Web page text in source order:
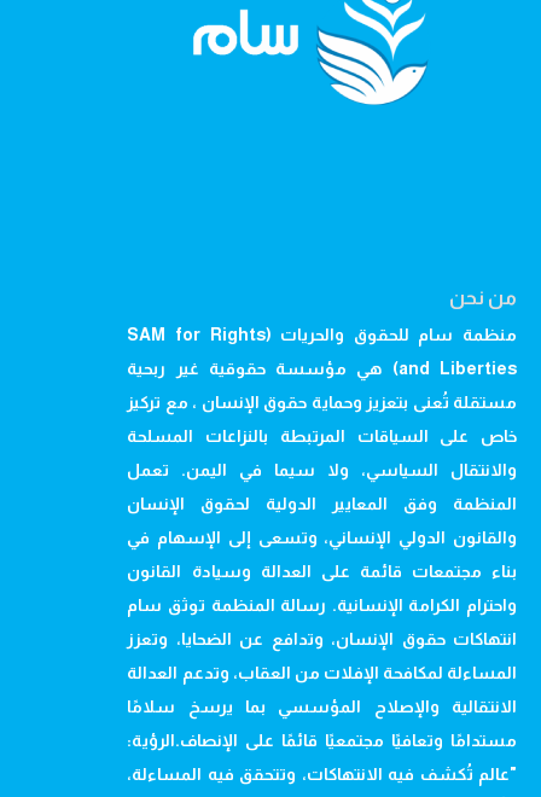
من نحن
منظمة سام للحقوق والحريات (SAM for Rights
and Liberties) هي مؤسسة حقوقية غير ربحية
مستقلة تُعنى بتعزيز وحماية حقوق الإنسان ، مع تركيز
خاص على السياقات المرتبطة بالنزاعات المسلحة
والانتقال السياسي، ولا سيما في اليمن. تعمل
المنظمة وفق المعايير الدولية لحقوق الإنسان
والقانون الدولي الإنساني، وتسعى إلى الإسهام في
بناء مجتمعات قائمة على العدالة وسيادة القانون
واحترام الكرامة الإنسانية. رسالة المنظمة توثق سام
انتهاكات حقوق الإنسان، وتدافع عن الضحايا، وتعزز
المساءلة لمكافحة الإفلات من العقاب، وتدعم العدالة
الانتقالية والإصلاح المؤسسي بما يرسخ سلامًا
مستدامًا وتعافيًا مجتمعيًا قائمًا على الإنصاف.الرؤية:
"عالم تُكشف فيه الانتهاكات، وتتحقق فيه المساءلة،